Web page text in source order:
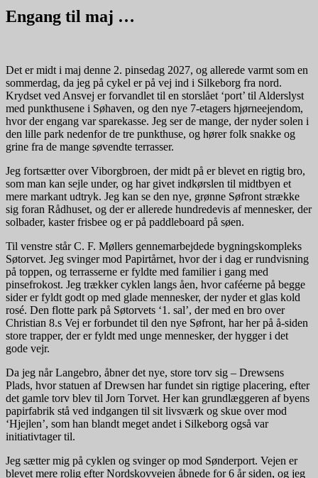
Engang til maj …
Det er midt i maj denne 2. pinsedag 2027, og allerede varmt som en
sommerdag, da jeg på cykel er på vej ind i Silkeborg fra nord.
Krydset ved Ansvej er forvandlet til en storslået ‘port’ til Alderslyst
med punkthusene i Søhaven, og den nye 7-etagers hjørneejendom,
hvor der engang var sparekasse. Jeg ser de mange, der nyder solen i
den lille park nedenfor de tre punkthuse, og hører folk snakke og
grine fra de mange søvendte terrasser.
Jeg fortsætter over Viborgbroen, der midt på er blevet en rigtig bro,
som man kan sejle under, og har givet indkørslen til midtbyen et
mere markant udtryk. Jeg kan se den nye, grønne Søfront strække
sig foran Rådhuset, og der er allerede hundredevis af mennesker, der
solbader, kaster frisbee og er på paddleboard på søen.
Til venstre står C. F. Møllers gennemarbejdede bygningskompleks
Søtorvet. Jeg svinger mod Papirtårnet, hvor der i dag er rundvisning
på toppen, og terrasserne er fyldte med familier i gang med
pinsefrokost. Jeg trækker cyklen langs åen, hvor caféerne på begge
sider er fyldt godt op med glade mennesker, der nyder et glas kold
rosé. Den flotte park på Søtorvets ‘1. sal’, der med en bro over
Christian 8.s Vej er forbundet til den nye Søfront, har her på å-siden
store trapper, der er fyldt med unge mennesker, der hygger i det
gode vejr.
Da jeg når Langebro, åbner det nye, store torv sig – Drewsens
Plads, hvor statuen af Drewsen har fundet sin rigtige placering, efter
det gamle torv blev til Jorn Torvet. Her kan grundlæggeren af byens
papirfabrik stå ved indgangen til sit livsværk og skue over mod
‘Hjejlen’, som han blandt meget andet i Silkeborg også var
initiativtager til.
Jeg sætter mig på cyklen og svinger op mod Sønderport. Vejen er
blevet mere rolig efter Nordskovvejen åbnede for 6 år siden, og jeg